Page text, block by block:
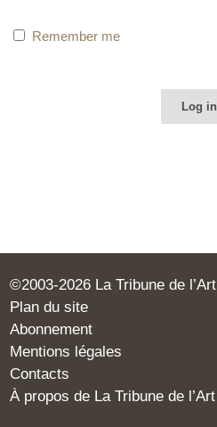
Remember me
©2003-2026 La Tribune de l’Art
Plan du site
Abonnement
Mentions légales
Contacts
À propos de La Tribune de l’Art